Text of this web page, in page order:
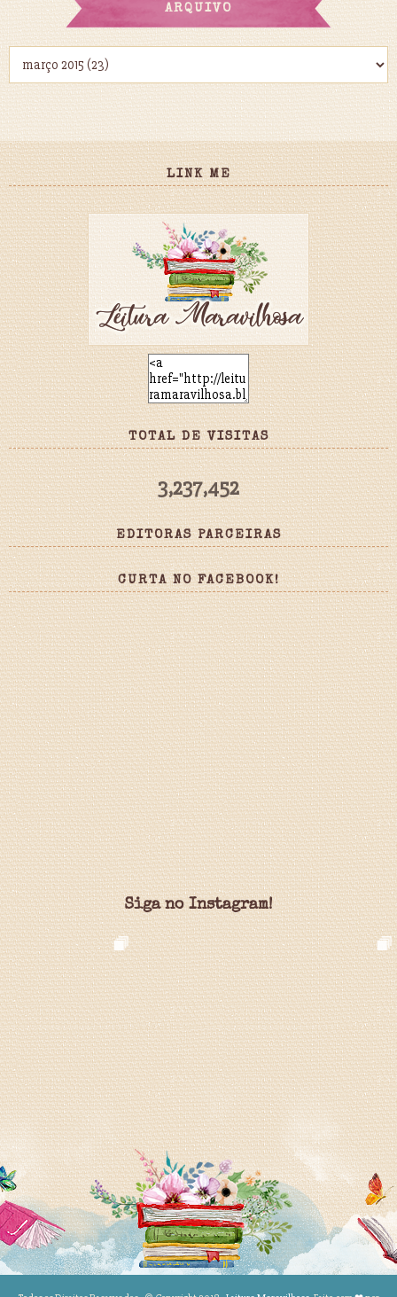
ARQUIVO
LINK ME
TOTAL DE VISITAS
3,237,452
EDITORAS PARCEIRAS
CURTA NO FACEBOOK!
Siga no Instagram!